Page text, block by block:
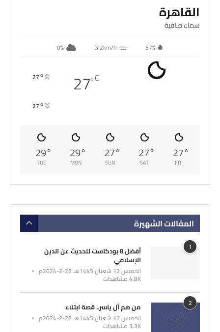
القاهرة
سماء صافية
57%
3.2km/h
0%
27°C
27°
27°
27°
FRI
27°
SAT
27°
SUN
29°
MON
29°
TUE
المقالات الشهيرة
1 أفضل 8 بودكاست للحديث عن الدين
الإسلامي
الخميس 12 شعبان 1445هـ 22-2-2024م
4.8K مشاهدات
2 من هم آل ياسر.. قصة ابتلاء
الخميس 12 شعبان 1445هـ 22-2-2024م
3.3K مشاهدات